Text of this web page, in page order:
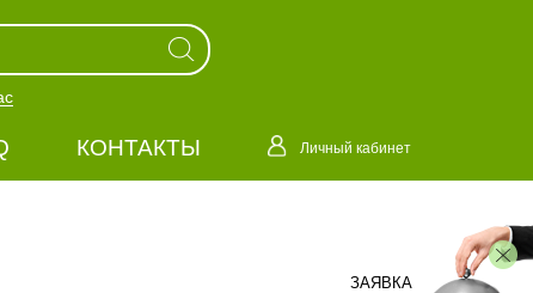
КОНТАКТЫ Личный кабинет
ЗАЯВКА